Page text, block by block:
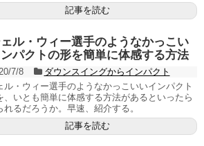
記事を読む
ェル・ウィー選手のようなかっこい
パクトの形を簡単に体感する方法
7/8
ダウンスイングからインパクト
ル・ウィー選手のようなかっこいいインパクト
、いとも簡単に体感する方法があるといったら
れるだろうか。早速、紹介する。
記事を読む